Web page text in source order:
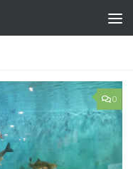
0